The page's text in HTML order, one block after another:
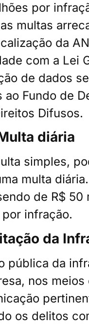
por
multas
da
com a Lei
de dados
ao Fundo de
Difusos.
diária
simples,
multa
de R$ 50
por infração.
da
pública da
nos meios
os delitos